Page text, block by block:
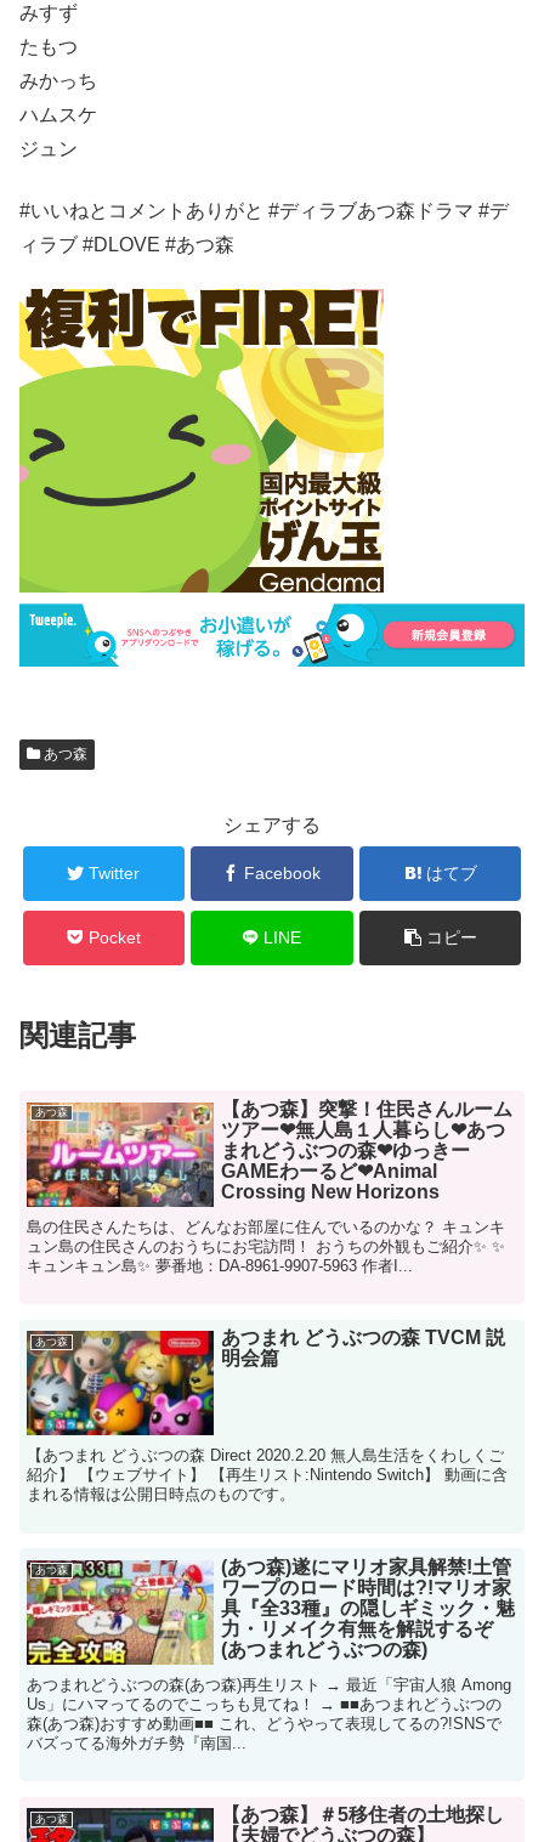
みすず
たもつ
みかっち
ハムスケ
ジュン
#いいねとコメントありがと #ディラブあつ森ドラマ #デ
ィラブ #DLOVE #あつ森
あつ森
シェアする
Twitter Facebook はてブ
Pocket LINE コピー
関連記事
あつ森
【あつ森】突撃！住民さんルーム
ツアー❤無人島１人暮らし❤あつ
まれどうぶつの森❤ゆっきー
GAMEわーるど❤Animal
Crossing New Horizons
島の住民さんたちは、どんなお部屋に住んでいるのかな？ キュンキ
ュン島の住民さんのおうちにお宅訪問！ おうちの外観もご紹介✨ ✨
キュンキュン島✨ 夢番地：DA-8961-9907-5963 作者I...
あつ森
あつまれ どうぶつの森 TVCM 説
明会篇
【あつまれ どうぶつの森 Direct 2020.2.20 無人島生活をくわしくご
紹介】 【ウェブサイト】 【再生リスト:Nintendo Switch】 動画に含
まれる情報は公開日時点のものです。
あつ森
(あつ森)遂にマリオ家具解禁!土管
ワープのロード時間は?!マリオ家
具『全33種』の隠しギミック・魅
力・リメイク有無を解説するぞ
(あつまれどうぶつの森)
あつまれどうぶつの森(あつ森)再生リスト → 最近「宇宙人狼 Among
Us」にハマってるのでこっちも見てね！ → ■■あつまれどうぶつの
森(あつ森)おすすめ動画■■ これ、どうやって表現してるの?!SNSで
バズってる海外ガチ勢『南国...
あつ森
【あつ森】＃5移住者の土地探し
【夫婦でどうぶつの森】